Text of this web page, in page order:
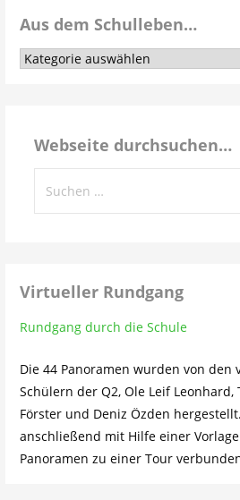
Aus dem Schulleben…
Aus
Webseite durchsuchen…
nach:
Virtueller Rundgang
Rundgang durch die Schule
Die 44 Panoramen wurden von den
Schülern der Q2, Ole Leif Leonhard,
Förster und Deniz Özden
anschließend mit Hilfe einer
Panoramen zu einer Tour